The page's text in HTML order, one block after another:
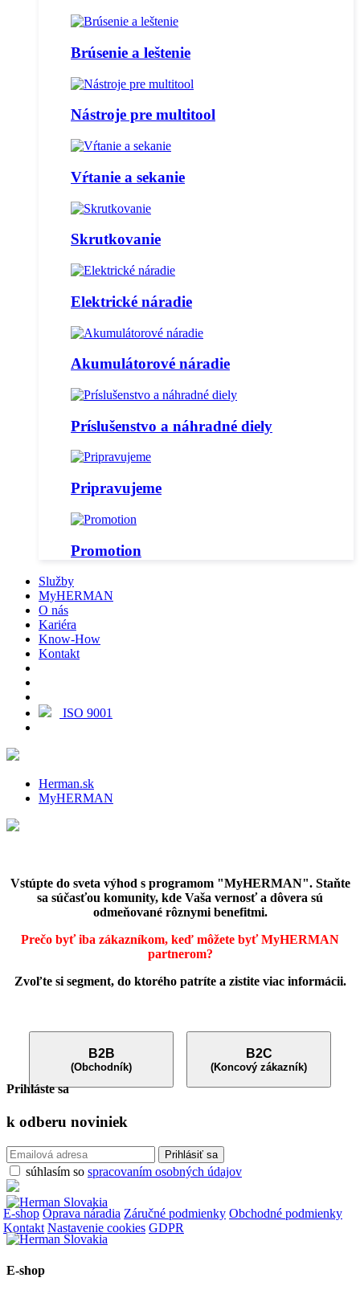
Brúsenie a leštenie
Nástroje pre multitool
Vŕtanie a sekanie
Skrutkovanie
Elektrické náradie
Akumulátorové náradie
Príslušenstvo a náhradné diely
Pripravujeme
Promotion
Služby
MyHERMAN
O nás
Kariéra
Know-How
Kontakt
ISO 9001
Herman.sk
MyHERMAN
Vstúpte do sveta výhod s programom "MyHERMAN". Staňte
sa súčasťou komunity, kde Vaša vernosť a dôvera sú
odmeňované rôznymi benefitmi.
Prečo byť iba zákazníkom, keď môžete byť MyHERMAN
partnerom?
Zvoľte si segment, do ktorého patríte a zistite viac informácii.
B2B
(Obchodník)
B2C
(Koncový zákazník)
Prihláste sa
k odberu noviniek
súhlasím so spracovaním osobných údajov
E-shop Oprava náradia Záručné podmienky Obchodné podmienky
Kontakt Nastavenie cookies GDPR
E-shop